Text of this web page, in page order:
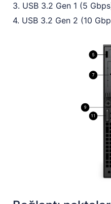
3. USB 3.2 Gen 1 (5
4. USB 3.2 Gen 2 (10